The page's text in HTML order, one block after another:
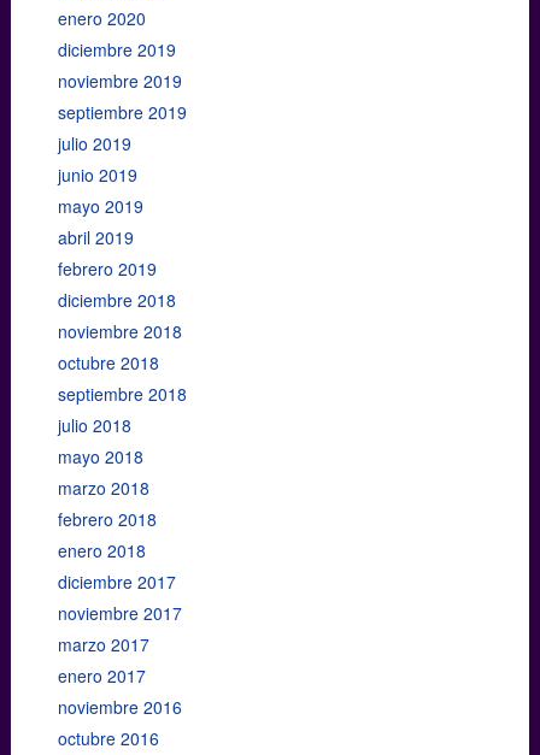
enero 2020
diciembre 2019
noviembre 2019
septiembre 2019
julio 2019
junio 2019
mayo 2019
abril 2019
febrero 2019
diciembre 2018
noviembre 2018
octubre 2018
septiembre 2018
julio 2018
mayo 2018
marzo 2018
febrero 2018
enero 2018
diciembre 2017
noviembre 2017
marzo 2017
enero 2017
noviembre 2016
octubre 2016